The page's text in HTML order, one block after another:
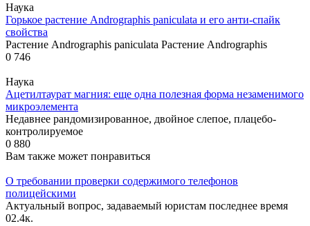
Наука
Горькое растение Andrographis paniculata и его анти-спайк
свойства
Растение Andrographis paniculata Растение Andrographis
0 746
Наука
Ацетилтаурат магния: еще одна полезная форма незаменимого
микроэлемента
Недавнее рандомизированное, двойное слепое, плацебо-
контролируемое
0 880
Вам также может понравиться
О требовании проверки содержимого телефонов
полицейскими
Актуальный вопрос, задаваемый юристам последнее время
02.4к.